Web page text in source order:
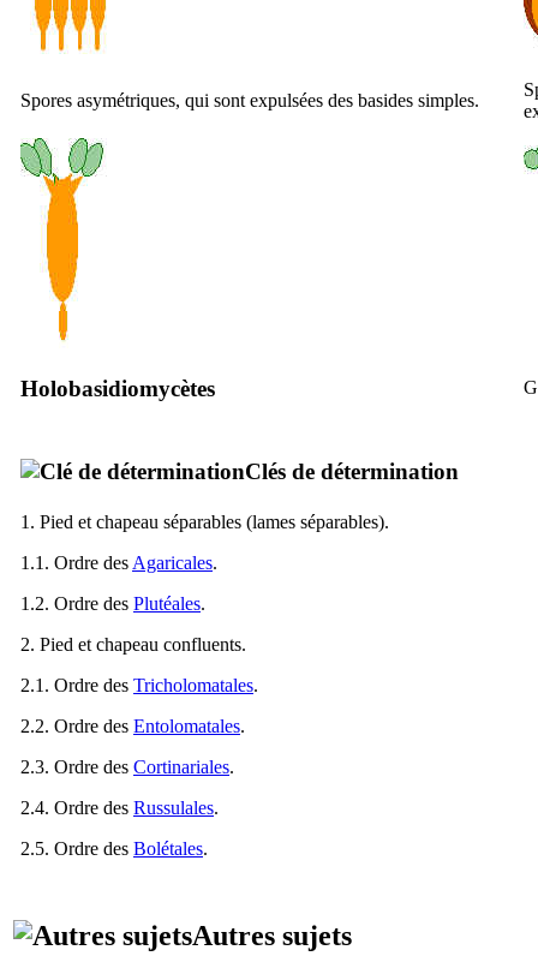
Spores asymétriques, qui sont expulsées des basides simples.
Holobasidiomycètes
Clés de détermination
1. Pied et chapeau séparables (lames séparables).
1.1. Ordre des Agaricales.
1.2. Ordre des Plutéales.
2. Pied et chapeau confluents.
2.1. Ordre des Tricholomatales.
2.2. Ordre des Entolomatales.
2.3. Ordre des Cortinariales.
2.4. Ordre des Russulales.
2.5. Ordre des Bolétales.
Autres sujets